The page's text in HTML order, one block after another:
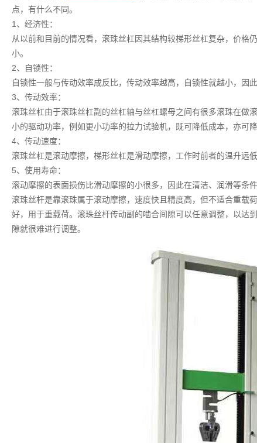
压力机、抗折抗压一体机
磨床
煤矿支护检测产品专区
点，有什么不同。
1、经济性：
从以前和目前的情况看，滚珠丝杠因其结构较梯形丝杠复杂，价
小。
2、自锁性：
自锁性一般与传动效率成反比，传动效率越高，自锁性就越小，因
3、传动效率：
滚珠丝杠由于滚珠丝杠副的丝杠轴与丝杠螺母之间有很多滚珠在做
小的驱动功率，例如更小功率的拉力试验机，既可降低成本，亦可降
4、传动速度：
滚珠丝杠是滚动摩擦，梯形丝杠是滑动摩擦，工作时前者的温升远
5、使用寿命：
滚动摩擦的表面损伤比滑动摩擦的小很多，因此在清洁、润滑等条
滚珠丝杆是靠滚珠属于滚动摩擦，速度快且精度高，但不适合重载
好，用于重载荷。滚珠丝杆传动副的啮合间隙可以任意调整，以达
隙就很难进行调整。